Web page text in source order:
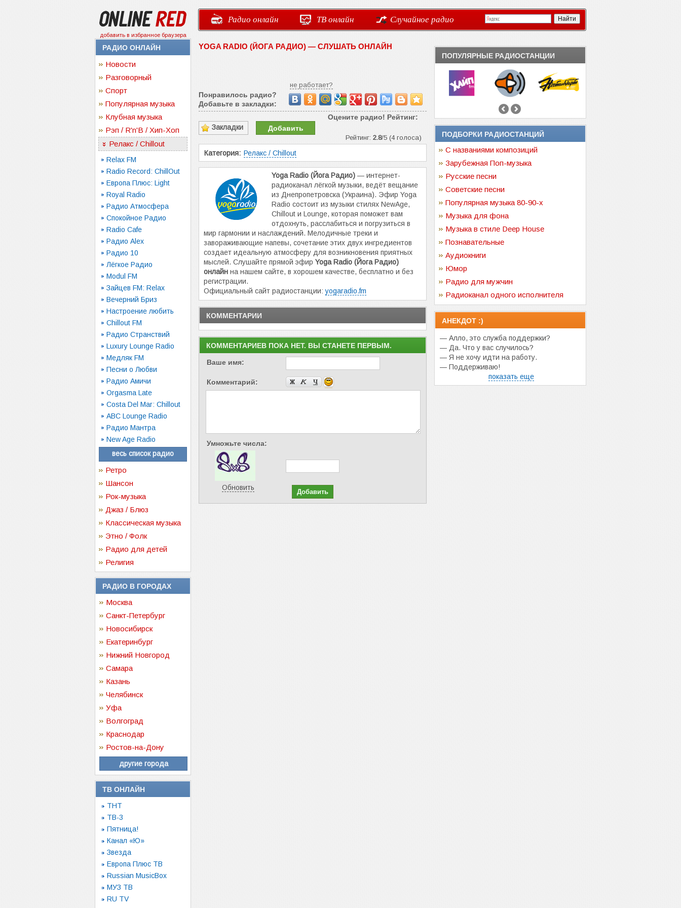
добавить в избранное браузера
Радио онлайн ТВ онлайн Случайное радио
РАДИО ОНЛАЙН
Новости
Разговорный
Спорт
Популярная музыка
Клубная музыка
Рэп / R'n'B / Хип-Хоп
Релакс / Chillout
Relax FM
Radio Record: ChillOut
Европа Плюс: Light
Royal Radio
Радио Атмосфера
Спокойное Радио
Radio Cafe
Радио Alex
Радио 10
Лёгкое Радио
Modul FM
Зайцев FM: Relax
Вечерний Бриз
Настроение любить
Chillout FM
Радио Странствий
Luxury Lounge Radio
Медляк FM
Песни о Любви
Радио Амичи
Orgasma Late
Costa Del Mar: Chillout
ABC Lounge Radio
Радио Мантра
New Age Radio
весь список радио
Ретро
Шансон
Рок-музыка
Джаз / Блюз
Классическая музыка
Этно / Фолк
Радио для детей
Религия
РАДИО В ГОРОДАХ
Москва
Санкт-Петербург
Новосибирск
Екатеринбург
Нижний Новгород
Самара
Казань
Челябинск
Уфа
Волгоград
Краснодар
Ростов-на-Дону
другие города
ТВ ОНЛАЙН
ТНТ
ТВ-3
Пятница!
Канал «Ю»
Звезда
Европа Плюс ТВ
Russian MusicBox
МУЗ ТВ
RU TV
YOGA RADIO (ЙОГА РАДИО) — СЛУШАТЬ ОНЛАЙН
не работает?
Понравилось радио?
Добавьте в закладки:
Оцените радио! Рейтинг:
Рейтинг: 2.8/5 (4 голоса)
Закладки Добавить
Категория: Релакс / Chillout
Yoga Radio (Йога Радио) — интернет-
радиоканал лёгкой музыки, ведёт вещание
из Днепропетровска (Украина). Эфир Yoga
Radio состоит из музыки стилях NewAge,
Chillout и Lounge, которая поможет вам
отдохнуть, расслабиться и погрузиться в
мир гармонии и наслаждений. Мелодичные треки и
завораживающие напевы, сочетание этих двух ингредиентов
создает идеальную атмосферу для возникновения приятных
мыслей. Слушайте прямой эфир Yoga Radio (Йога Радио)
онлайн на нашем сайте, в хорошем качестве, бесплатно и без
регистрации.
Официальный сайт радиостанции:yogaradio.fm
КОММЕНТАРИИ
КОММЕНТАРИЕВ ПОКА НЕТ. ВЫ СТАНЕТЕ ПЕРВЫМ.
Ваше имя:
Комментарий:
Умножьте числа:
Обновить
ПОПУЛЯРНЫЕ РАДИОСТАНЦИИ
ПОДБОРКИ РАДИОСТАНЦИЙ
С названиями композиций
Зарубежная Поп-музыка
Русские песни
Советские песни
Популярная музыка 80-90-х
Музыка для фона
Музыка в стиле Deep House
Познавательные
Аудиокниги
Юмор
Радио для мужчин
Радиоканал одного исполнителя
АНЕКДОТ :)
— Алло, это служба поддержки?
— Да. Что у вас случилось?
— Я не хочу идти на работу.
— Поддерживаю!
показать еще